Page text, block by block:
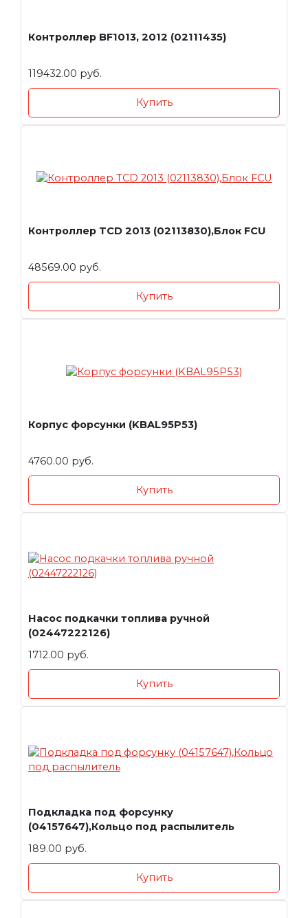
Контроллер BF1013, 2012 (02111435)
119432.00 руб.
Купить
Контроллер TCD 2013 (02113830),Блок FCU
48569.00 руб.
Купить
Корпус форсунки (KBAL95P53)
4760.00 руб.
Купить
Насос подкачки топлива ручной
(02447222126)
1712.00 руб.
Купить
Подкладка под форсунку
(04157647),Кольцо под распылитель
189.00 руб.
Купить